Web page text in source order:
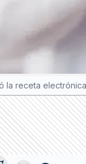
la receta